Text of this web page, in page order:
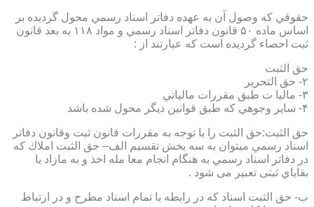
حقوقي كه وصول آن به عهده دفاتر اسناد رسمي محول گرديده بر
اساس ماده ۵۰ قانون دفاتر اسناد رسمي و مواد ۱۱۸ به بعد قانون
ثبت احصاء گرديده است كه عبارتند از :
حق الثبت
۲- حق التحرير
۳- ماليا ت طبق مقررات مالياتي
۴- ساير وجوهي كه طبق قوانين ديگر محول شده باشد
حق الثبت:حق الثبت را با توجه به مقررات قانون ثبت وقانون دفاتر
اسناد رسمي ميتوان به سه بخش تقسيم الف– حق الثبت املاك كه
در دفاتر اسناد رسمي به هنگام انجام معا مله اخذ و به مازاد يا
بقاياي ثبتی تعبیر می شود .
ب- حق الثبت اسناد كه در رابطه با تمام اسناد مطرح و در ارتباط